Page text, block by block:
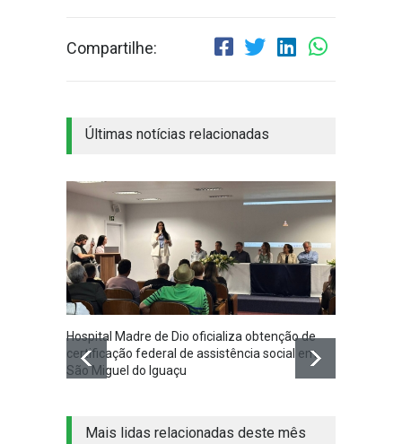
Compartilhe:
Últimas notícias relacionadas
Hospital Madre de Dio oficializa obtenção de
certificação federal de assistência social em
São Miguel do Iguaçu
Mais lidas relacionadas deste mês